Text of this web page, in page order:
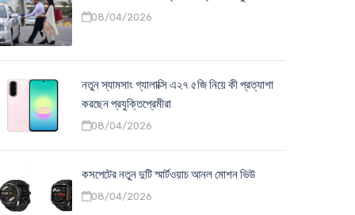
08/04/2026
নতুন স্যামসাং গ্যালাক্সি এ২৭ ৫জি নিয়ে কী প্রত্যাশা
করছেন প্রযুক্তিপ্রেমীরা
08/04/2026
কসপেটের নতুন দুটি স্মার্টওয়াচ আনল মোশন ভিউ
08/04/2026